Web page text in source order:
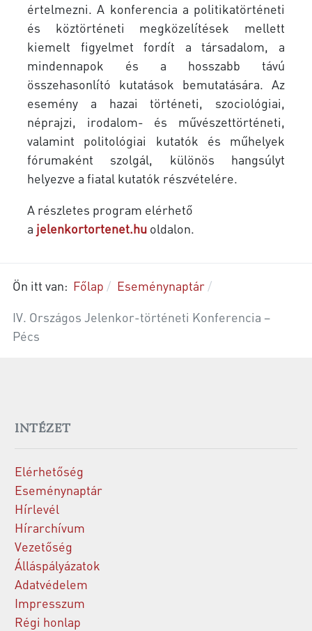
értelmezni. A konferencia a politikatörténeti
és köztörténeti megközelítések mellett
kiemelt figyelmet fordít a társadalom, a
mindennapok és a hosszabb távú
összehasonlító kutatások bemutatására. Az
esemény a hazai történeti, szociológiai,
néprajzi, irodalom- és művészettörténeti,
valamint politológiai kutatók és műhelyek
fórumaként szolgál, különös hangsúlyt
helyezve a fiatal kutatók részvételére.
A részletes program elérhető
a jelenkortortenet.hu oldalon.
Ön itt van: Főlap
Eseménynaptár
IV. Országos Jelenkor-történeti Konferencia –
Pécs
INTÉZET
Elérhetőség
Eseménynaptár
Hírlevél
Hírarchívum
Vezetőség
Álláspályázatok
Adatvédelem
Impresszum
Régi honlap